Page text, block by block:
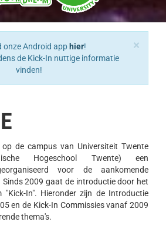
×
onze Android app hier!
de Kick-In nuttige informatie
vinden!
de campus van Universiteit Twente
Hogeschool Twente) een
voor de aankomende
2009 gaat de introductie door het
"Kick-In". Hieronder zijn de Introductie
en de Kick-In Commissies vanaf 2009
thema's.